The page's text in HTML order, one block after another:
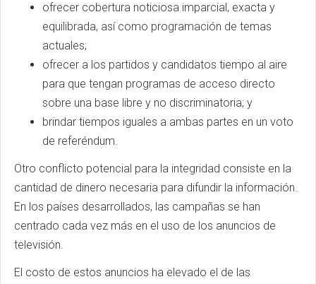
ofrecer cobertura noticiosa imparcial, exacta y
equilibrada, así como programación de temas
actuales;
ofrecer a los partidos y candidatos tiempo al aire
para que tengan programas de acceso directo
sobre una base libre y no discriminatoria; y
brindar tiempos iguales a ambas partes en un voto
de referéndum.
Otro conflicto potencial para la integridad consiste en la
cantidad de dinero necesaria para difundir la información.
En los países desarrollados, las campañas se han
centrado cada vez más en el uso de los anuncios de
televisión.
El costo de estos anuncios ha elevado el de las